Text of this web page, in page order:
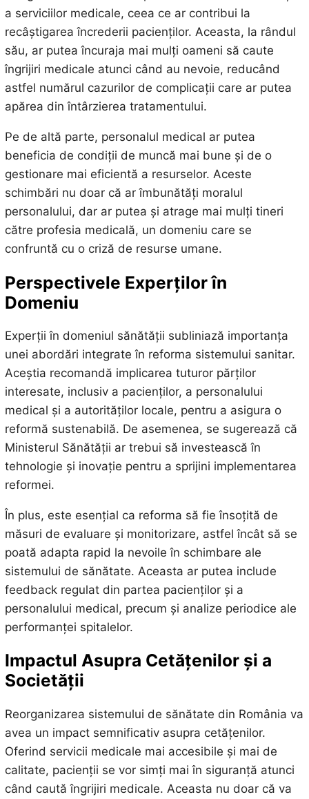
a serviciilor medicale, ceea ce ar contribui la
recâștigarea încrederii pacienților. Aceasta, la rândul
său, ar putea încuraja mai mulți oameni să caute
îngrijiri medicale atunci când au nevoie, reducând
astfel numărul cazurilor de complicații care ar putea
apărea din întârzierea tratamentului.
Pe de altă parte, personalul medical ar putea
beneficia de condiții de muncă mai bune și de o
gestionare mai eficientă a resurselor. Aceste
schimbări nu doar că ar îmbunătăți moralul
personalului, dar ar putea și atrage mai mulți tineri
către profesia medicală, un domeniu care se
confruntă cu o criză de resurse umane.
Perspectivele Experților în
Domeniu
Experții în domeniul sănătății subliniază importanța
unei abordări integrate în reforma sistemului sanitar.
Aceștia recomandă implicarea tuturor părților
interesate, inclusiv a pacienților, a personalului
medical și a autorităților locale, pentru a asigura o
reformă sustenabilă. De asemenea, se sugerează că
Ministerul Sănătății ar trebui să investească în
tehnologie și inovație pentru a sprijini implementarea
reformei.
În plus, este esențial ca reforma să fie însoțită de
măsuri de evaluare și monitorizare, astfel încât să se
poată adapta rapid la nevoile în schimbare ale
sistemului de sănătate. Aceasta ar putea include
feedback regulat din partea pacienților și a
personalului medical, precum și analize periodice ale
performanței spitalelor.
Impactul Asupra Cetățenilor și a
Societății
Reorganizarea sistemului de sănătate din România va
avea un impact semnificativ asupra cetățenilor.
Oferind servicii medicale mai accesibile și mai de
calitate, pacienții se vor simți mai în siguranță atunci
când caută îngrijiri medicale. Aceasta nu doar că va